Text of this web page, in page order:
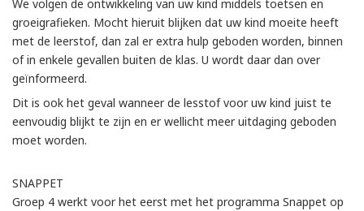
We volgen de ontwikkeling van uw kind middels toetsen en
groeigrafieken. Mocht hieruit blijken dat uw kind moeite heeft
met de leerstof, dan zal er extra hulp geboden worden, binnen
of in enkele gevallen buiten de klas. U wordt daar dan over
geïnformeerd.
Dit is ook het geval wanneer de lesstof voor uw kind juist te
eenvoudig blijkt te zijn en er wellicht meer uitdaging geboden
moet worden.
SNAPPET
Groep 4 werkt voor het eerst met het programma Snappet op